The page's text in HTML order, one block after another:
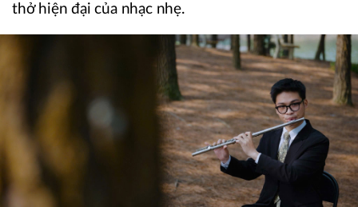
thở hiện đại của nhạc nhẹ.